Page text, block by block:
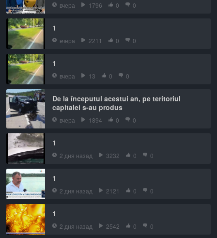
вчера 1796 0 0
1
вчера 2211 0 0
1
вчера 13 0 0
De la începutul acestui an, pe teritoriul
capitalei s-au produs
вчера 1894 0 0
1
2 дня назад 3232 0 0
1
2 дня назад 2121 0 0
1
2 дня назад 2542 0 0